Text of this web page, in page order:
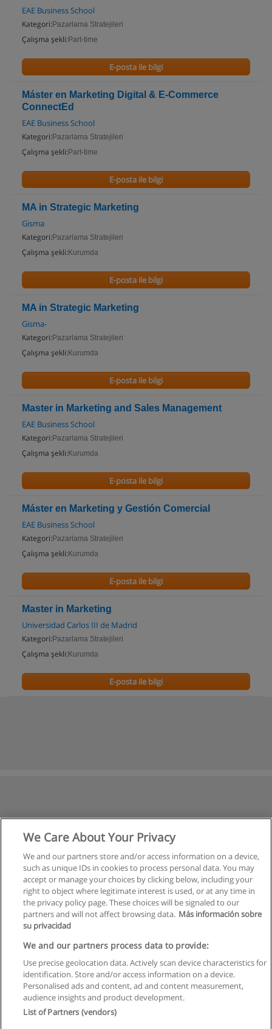
EAE Business School
Kategori: Pazarlama Stratejileri
Çalışma şekli: Part-time
E-posta ile bilgi
Máster en Marketing Digital & E-Commerce
ConnectEd
EAE Business School
Kategori: Pazarlama Stratejileri
Çalışma şekli: Part-time
E-posta ile bilgi
MA in Strategic Marketing
Gisma
Kategori: Pazarlama Stratejileri
Çalışma şekli: Kurumda
E-posta ile bilgi
MA in Strategic Marketing
Gisma-
Kategori: Pazarlama Stratejileri
Çalışma şekli: Kurumda
E-posta ile bilgi
Master in Marketing and Sales Management
EAE Business School
Kategori: Pazarlama Stratejileri
Çalışma şekli: Kurumda
E-posta ile bilgi
Máster en Marketing y Gestión Comercial
EAE Business School
Kategori: Pazarlama Stratejileri
Çalışma şekli: Kurumda
E-posta ile bilgi
Master in Marketing
Universidad Carlos III de Madrid
Kategori: Pazarlama Stratejileri
Çalışma şekli: Kurumda
E-posta ile bilgi
Kullanım koşulları
Gizlilik politikası
We Care About Your Privacy
We and our partners store and/or access information on a device,
such as unique IDs in cookies to process personal data. You may
accept or manage your choices by clicking below, including your
right to object where legitimate interest is used, or at any time in
the privacy policy page. These choices will be signaled to our
partners and will not affect browsing data. Más información sobre
su privacidad
We and our partners process data to provide:
Use precise geolocation data. Actively scan device characteristics for
identification. Store and/or access information on a device.
Personalised ads and content, ad and content measurement,
audience insights and product development.
List of Partners (vendors)